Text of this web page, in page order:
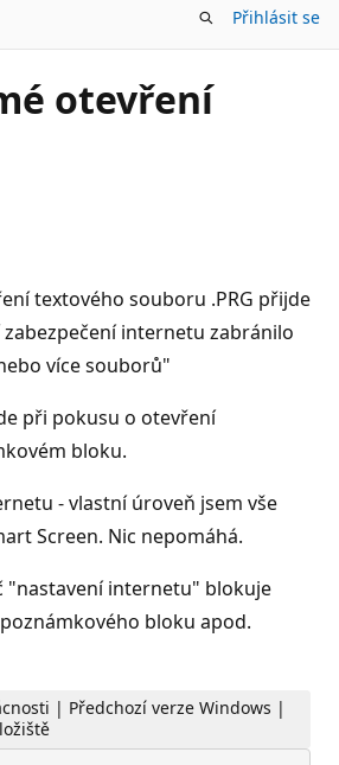
Přihlásit se
otevření
textového souboru .PRG přijde
internetu zabránilo
více souborů"
při pokusu o otevření
bloku.
- vlastní úroveň jsem vše
Screen. Nic nepomáhá.
"nastavení internetu" blokuje
bloku apod.
| Předchozí verze Windows |